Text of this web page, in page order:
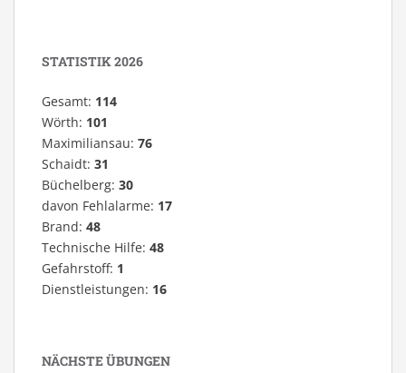
STATISTIK 2026
Gesamt: 114
Wörth: 101
Maximiliansau: 76
Schaidt: 31
Büchelberg: 30
davon Fehlalarme: 17
Brand: 48
Technische Hilfe: 48
Gefahrstoff: 1
Dienstleistungen: 16
NÄCHSTE ÜBUNGEN